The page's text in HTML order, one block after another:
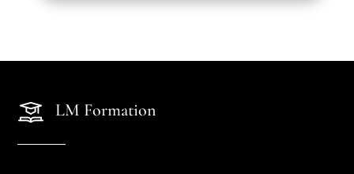
LM Formation